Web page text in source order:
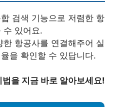
검색 기능으로 저렴한 항
수 있어요.
한 항공사를 연결해주어 실
을 확인할 수 있답니다.
을 지금 바로 알아보세요!